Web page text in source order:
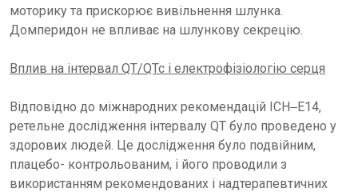
моторику та прискорює вивільнення шлунка.
Домперидон не впливає на шлункову секрецію.
Вплив на інтервал QT/QTc і електрофізіологію серця
Відповідно до міжнародних рекомендацій ICH‒E14,
ретельне дослідження інтервалу QT було проведено у
здорових людей. Це дослідження було подвійним,
плацебо- контрольованим, і його проводили з
використанням рекомендованих і надтерапевтичних